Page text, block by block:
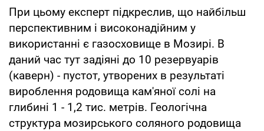
При цьому експерт підкреслив, що найбільш
перспективним і високонадійним у
використанні є газосховище в Мозирі. В
даний час тут задіяні до 10 резервуарів
(каверн) - пустот, утворених в результаті
вироблення родовища кам'яної солі на
глибині 1 - 1,2 тис. метрів. Геологічна
структура мозирського соляного родовища